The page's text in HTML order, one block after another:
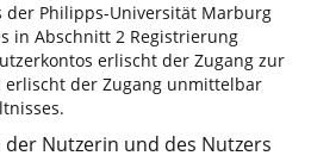
der Philipps-Universität Marburg
in Abschnitt 2 Registrierung
erlischt der Zugang zur
erlischt der Zugang unmittelbar
Nutzerin und des Nutzers